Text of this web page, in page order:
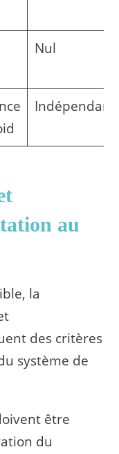
Nul
Indépendant
au
la
des critères
système de
être
du